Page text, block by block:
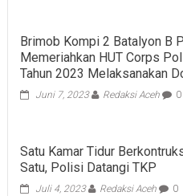
Brimob Kompi 2 Batalyon B
Memeriahkan HUT Corps
Tahun 2023 Melaksanakan
Juni 7, 2023 Redaksi Aceh 0
Satu Kamar Tidur
Satu, Polisi Datangi TKP
Juli 4, 2023 Redaksi Aceh 0